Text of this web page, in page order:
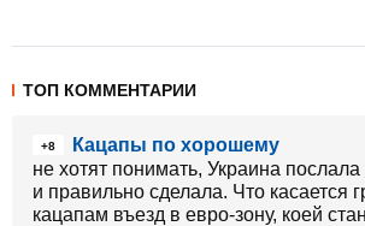
ТОП КОММЕНТАРИИ
+8
Кацапы по хорошему
не хотят понимать, Украина
и правильно сделала. Что касается
кацапам въезд в евро-зону, коей